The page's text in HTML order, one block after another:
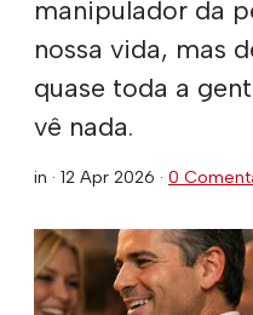
manipulador da
nossa vida, mas
quase toda a
vê nada.
in · 12 Apr 2026 · 0